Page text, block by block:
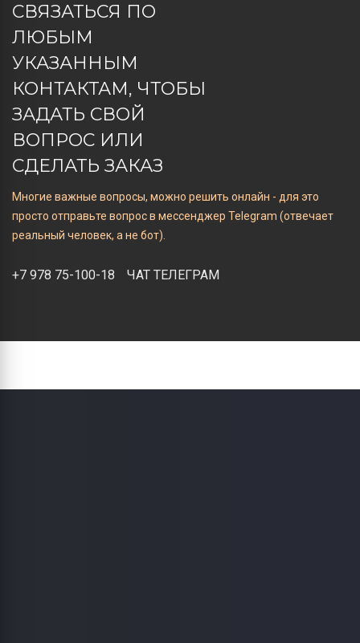
СВЯЗАТЬСЯ ПО
ЛЮБЫМ
УКАЗАННЫМ
КОНТАКТАМ, ЧТОБЫ
ЗАДАТЬ СВОЙ
ВОПРОС ИЛИ
СДЕЛАТЬ ЗАКАЗ
Многие важные вопросы, можно решить онлайн - для это
просто отправьте вопрос в мессенджер Telegram (отвечает
реальный человек, а не бот).
+7 978 75-100-18 ЧАТ ТЕЛЕГРАМ